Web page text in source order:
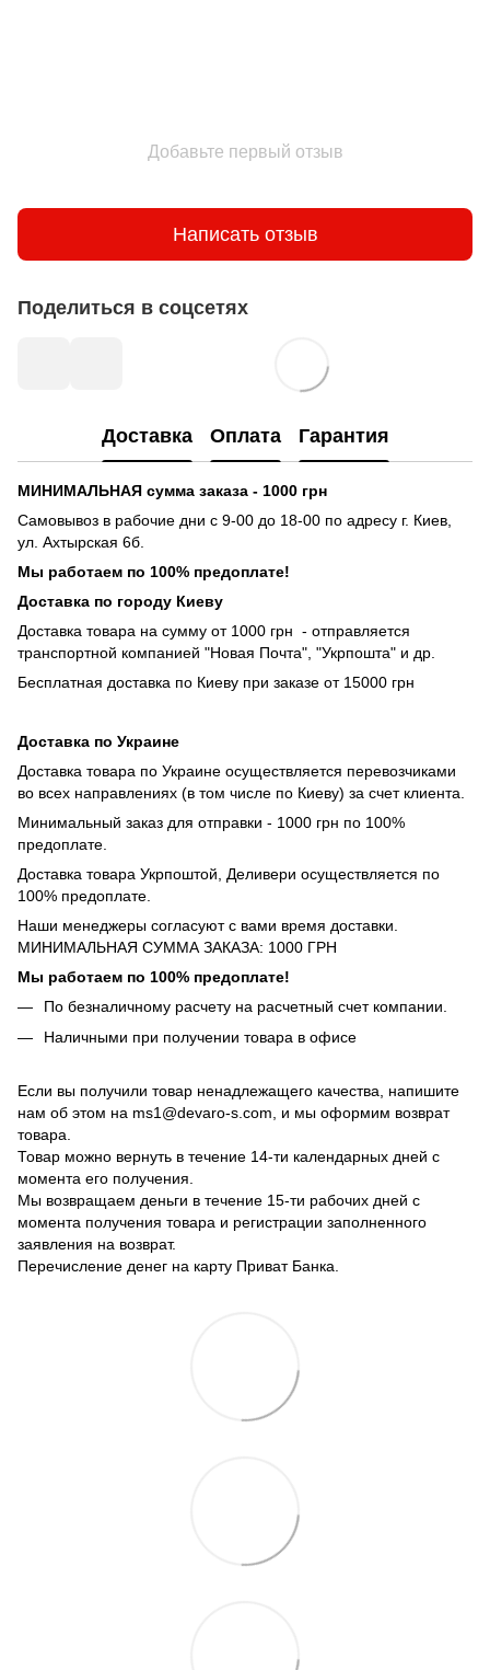
Добавьте первый отзыв
Написать отзыв
Поделиться в соцсетях
Доставка Оплата Гарантия
МИНИМАЛЬНАЯ сумма заказа - 1000 грн
Самовывоз в рабочие дни с 9-00 до 18-00 по адресу г. Киев,
ул. Ахтырская 6б.
Мы работаем по 100% предоплате!
Доставка по городу Киеву
Доставка товара на сумму от 1000 грн - отправляется
транспортной компанией "Новая Почта", "Укрпошта" и др.
Бесплатная доставка по Киеву при заказе от 15000 грн
Доставка по Украине
Доставка товара по Украине осуществляется перевозчиками
во всех направлениях (в том числе по Киеву) за счет клиента.
Минимальный заказ для отправки - 1000 грн по 100%
предоплате.
Доставка товара Укрпоштой, Деливери осуществляется по
100% предоплате.
Наши менеджеры согласуют с вами время доставки.
МИНИМАЛЬНАЯ СУММА ЗАКАЗА: 1000 ГРН
Мы работаем по 100% предоплате!
По безналичному расчету на расчетный счет компании.
Наличными при получении товара в офисе
Если вы получили товар ненадлежащего качества, напишите
нам об этом на ms1@devaro-s.com, и мы оформим возврат
товара.
Товар можно вернуть в течение 14-ти календарных дней с
момента его получения.
Мы возвращаем деньги в течение 15-ти рабочих дней с
момента получения товара и регистрации заполненного
заявления на возврат.
Перечисление денег на карту Приват Банка.